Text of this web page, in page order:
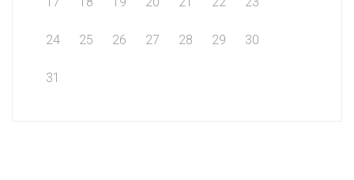
24 25 26 27 28 29 30
31